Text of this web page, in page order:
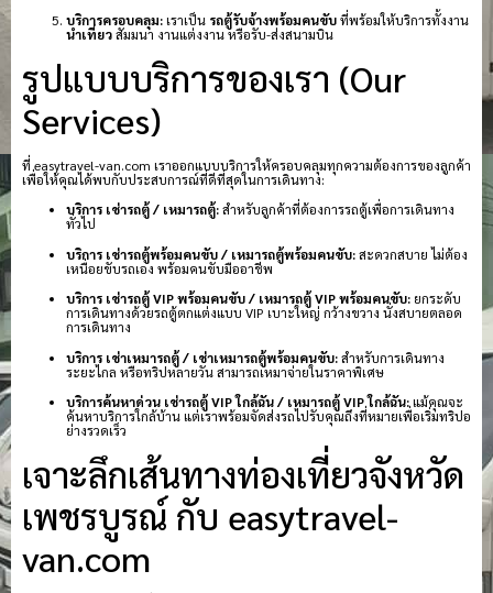
บริการครอบคลุม:เราเป็น รถตู้รับจ้างพร้อมคนขับที่พร้อมให้บริการทั้งงาน
นำเที่ยวสัมมนา งานแต่งงาน หรือรับ-ส่งสนามบิน
รูปแบบบริการของเรา (Our
Services)
ที่ easytravel-van.com เราออกแบบบริการให้ครอบคลุมทุกความต้องการของลูกค้า
เพื่อให้คุณได้พบกับประสบการณ์ที่ดีที่สุดในการเดินทาง:
บริการ เช่ารถตู้ / เหมารถตู้:สำหรับลูกค้าที่ต้องการรถตู้เพื่อการเดินทาง
ทั่วไป
บริการ เช่ารถตู้พร้อมคนขับ / เหมารถตู้พร้อมคนขับ:สะดวกสบาย ไม่ต้อง
เหนื่อยขับรถเอง พร้อมคนขับมืออาชีพ
บริการ เช่ารถตู้ VIP พร้อมคนขับ / เหมารถตู้ VIP พร้อมคนขับ: ยกระดับ
การเดินทางด้วยรถตู้ตกแต่งแบบ VIP เบาะใหญ่ กว้างขวาง นั่งสบายตลอด
การเดินทาง
บริการ เช่าเหมารถตู้ / เช่าเหมารถตู้พร้อมคนขับ:สำหรับการเดินทาง
ระยะไกล หรือทริปหลายวัน สามารถเหมาจ่ายในราคาพิเศษ
บริการค้นหาด่วน เช่ารถตู้ VIP ใกล้ฉัน / เหมารถตู้ VIP ใกล้ฉัน:แม้คุณจะ
ค้นหาบริการใกล้บ้าน แต่เราพร้อมจัดส่งรถไปรับคุณถึงที่หมายเพื่อเริ่มทริปอ
ย่างรวดเร็ว
เจาะลึกเส้นทางท่องเที่ยวจังหวัด
เพชรบูรณ์ กับ easytravel-
van.com